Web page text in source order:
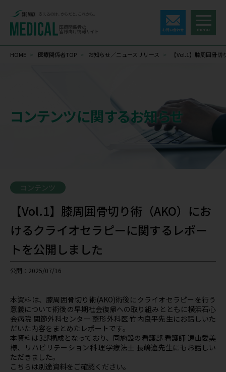
支えるのは、からだと、これから。
医療関係者の
皆様向け情報サイト
HOME > 医療関係者TOP > お知らせ／ニュースリリース > 【Vol.1】膝周囲骨
コンテンツに関するお知らせ
コンテンツ
【Vol.1】膝周囲骨切り術（AKO）にお
けるクライオセラピーに関するレポー
トを公開しました
公開：2025/07/16
本資料は、膝周囲骨切り術(AKO)術後にクライオセラピーを行う
意義について術後の早期社会復帰への取り組みとともに横浜石心
会病院 関節外科センター 整形外科医 竹内良平先生にお話しいた
だいた内容をまとめたレポートです。
本資料は3部構成となっており、同施設の看護部 看護師 遠山愛美
様、リハビリテーション科 理学療法士 長嶋遼先生にもお話しい
ただきました。
こちらは別途資料をご確認ください。